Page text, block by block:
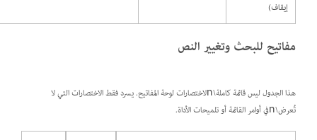
مفاتيح للبحث وتغيير النص
هذا الجدول ليس قائمة كاملة\nلاختصارات لوحة المفاتيح. يسرد فقط الاختصارات التي لا